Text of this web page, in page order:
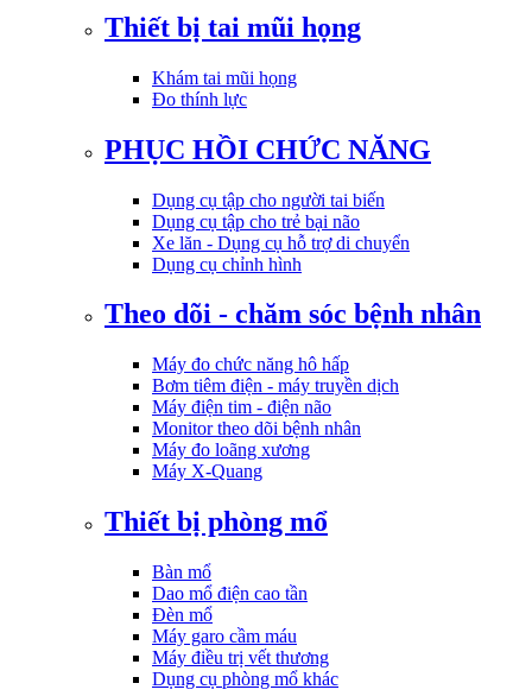
Thiết bị tai mũi họng
Khám tai mũi họng
Đo thính lực
PHỤC HỒI CHỨC NĂNG
Dụng cụ tập cho người tai biến
Dụng cụ tập cho trẻ bại não
Xe lăn - Dụng cụ hỗ trợ di chuyển
Dụng cụ chỉnh hình
Theo dõi - chăm sóc bệnh nhân
Máy đo chức năng hô hấp
Bơm tiêm điện - máy truyền dịch
Máy điện tim - điện não
Monitor theo dõi bệnh nhân
Máy đo loãng xương
Máy X-Quang
Thiết bị phòng mổ
Bàn mổ
Dao mổ điện cao tần
Đèn mổ
Máy garo cầm máu
Máy điều trị vết thương
Dụng cụ phòng mổ khác